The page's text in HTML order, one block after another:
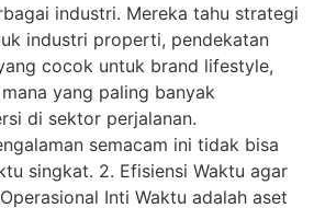
industri. Mereka tahu strategi
industri properti, pendekatan
cocok untuk brand lifestyle,
yang paling banyak
di sektor perjalanan.
semacam ini tidak bisa
singkat. 2. Efisiensi Waktu agar
Inti Waktu adalah aset